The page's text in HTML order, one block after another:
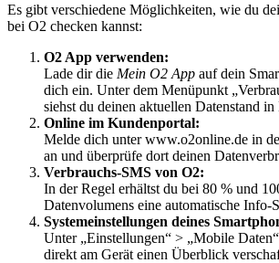
Es gibt verschiedene Möglichkeiten, wie du
bei O2 checken kannst:
O2 App verwenden:
Lade dir die Mein O2 App auf dein
dich ein. Unter dem Menüpunkt
siehst du deinen aktuellen Datenstand in
Online im Kundenportal:
Melde dich unter www.o2online.de in
an und überprüfe dort deinen
Verbrauchs-SMS von O2:
In der Regel erhältst du bei 80 % und
Datenvolumens eine automatische Info-
Systemeinstellungen deines
Unter „Einstellungen“ > „Mobile
direkt am Gerät einen Überblick